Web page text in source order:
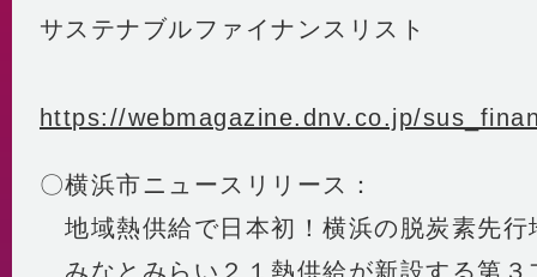
サステナブルファイナンスリスト
https://webmagazine.dnv.co.jp/
〇横浜市ニュースリリース：
地域熱供給で日本初！横浜の脱炭素先行
みなとみらい２１熱供給が新設する第３